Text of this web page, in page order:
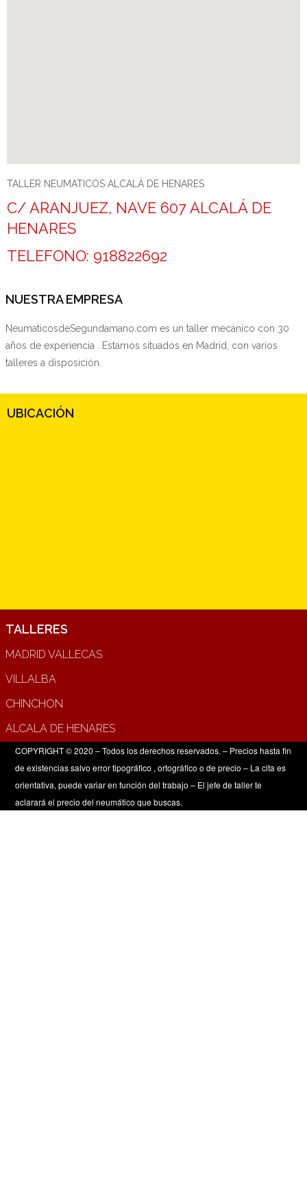
TALLER NEUMATICOS ALCALÁ DE HENARES
C/ ARANJUEZ, NAVE 607 ALCALÁ DE
HENARES
TELEFONO: 918822692
NUESTRA EMPRESA
NeumaticosdeSegundamano.com es un taller mecánico con 30
años de experiencia . Estamos situados en Madrid, con varios
talleres a disposición.
UBICACIÓN
TALLERES
MADRID VALLECAS
VILLALBA
CHINCHON
ALCALA DE HENARES
COPYRIGHT © 2020 – Todos los derechos reservados. – Precios hasta fin
de existencias salvo error tipográfico , ortográfico o de precio – La cita es
orientativa, puede variar en función del trabajo – El jefe de taller te
aclarará el precio del neumático que buscas.